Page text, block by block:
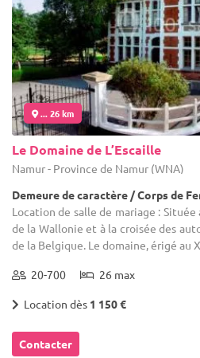
... 26 km
Le Domaine de L’Escaille
Namur - Province de Namur (WNA)
Demeure de caractère / Corps de
Location de salle de mariage :
de la Wallonie et à la croisée des
de la Belgique. Le domaine, érigé au
20-700 26 max
Location dès 1 150 €
Contacter